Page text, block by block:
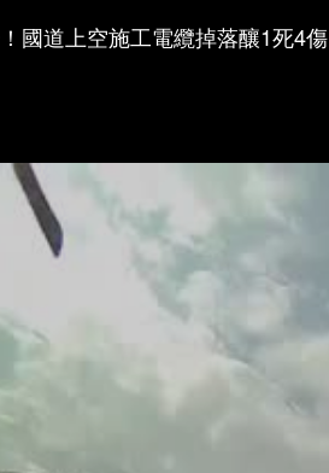
國道上空施工電纜掉落釀1死4傷